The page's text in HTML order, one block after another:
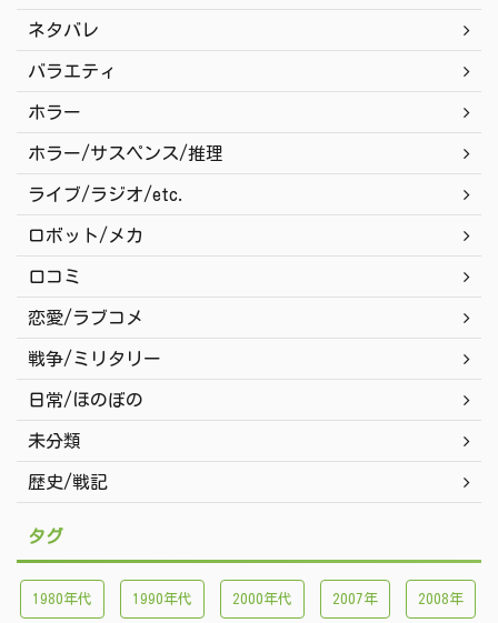
ネタバレ
バラエティ
ホラー
ホラー/サスペンス/推理
ライブ/ラジオ/etc.
ロボット/メカ
口コミ
恋愛/ラブコメ
戦争/ミリタリー
日常/ほのぼの
未分類
歴史/戦記
タグ
1980年代 1990年代 2000年代 2007年 2008年